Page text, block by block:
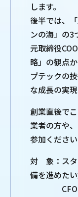
します。
後半では、
ンの海」の3
元取締役
略」の観点
プテックの
な成長の実
創業直後で
業者の方や
参加ください
対 象：スタ
備を進めた
CFOの